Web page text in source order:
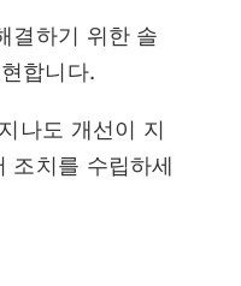
결하기 위한 솔
합니다.
나도 개선이 지
조치를 수립하세